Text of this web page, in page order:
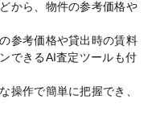
から、物件の参考価格や
参考価格や貸出時の賃料
できるAI査定ツールも付
操作で簡単に把握でき、